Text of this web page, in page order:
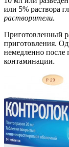
или 5% раствора
растворители.
Приготовленный
приготовления.
немедленно после
контаминации.